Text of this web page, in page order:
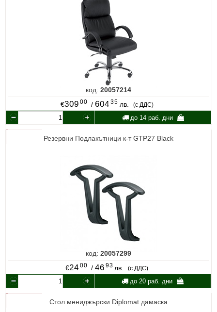
код: 20057214
€309 00 /604 35 лв. (с ДДС)
до 14 раб. дни
Резервни Подлакътници к-т GTP27 Black
код: 20057299
€24 00 / 46 93 лв. (с ДДС)
до 20 раб. дни
Стол мениджърски Diplomat дамаска